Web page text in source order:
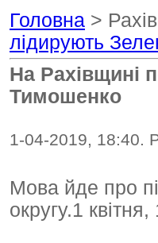
Головна >
лідирують
На Рахівщині
Тимошенко
1-04-2019, 18:40.
Мова йде про
округу.1